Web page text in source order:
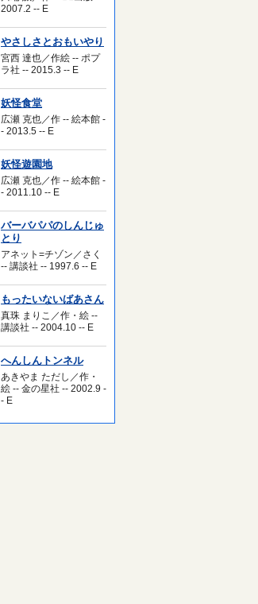
2007.2 -- E
やさしさとおもいやり
宮西 達也／作絵 -- ポプ
ラ社 -- 2015.3 -- E
妖怪食堂
広瀬 克也／作 -- 絵本館 -
- 2013.5 -- E
妖怪遊園地
広瀬 克也／作 -- 絵本館 -
- 2011.10 -- E
バーバパパのしんじゅ
とり
アネット=チゾン／さく
-- 講談社 -- 1997.6 -- E
もったいないばあさん
真珠 まりこ／作・絵 --
講談社 -- 2004.10 -- E
へんしんトンネル
あきやま ただし／作・
絵 -- 金の星社 -- 2002.9 -
- E